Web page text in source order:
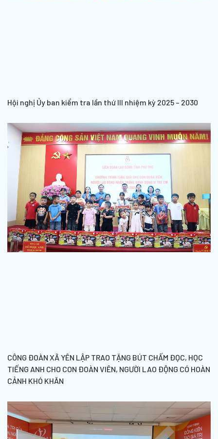
Hội nghị Ủy ban kiểm tra lần thứ III nhiệm kỳ 2025 – 2030
CÔNG ĐOÀN XÃ YÊN LẬP TRAO TẶNG BÚT CHẤM ĐỌC, HỌC
TIẾNG ANH CHO CON ĐOÀN VIÊN, NGƯỜI LAO ĐỘNG CÓ HOÀN
CẢNH KHÓ KHĂN